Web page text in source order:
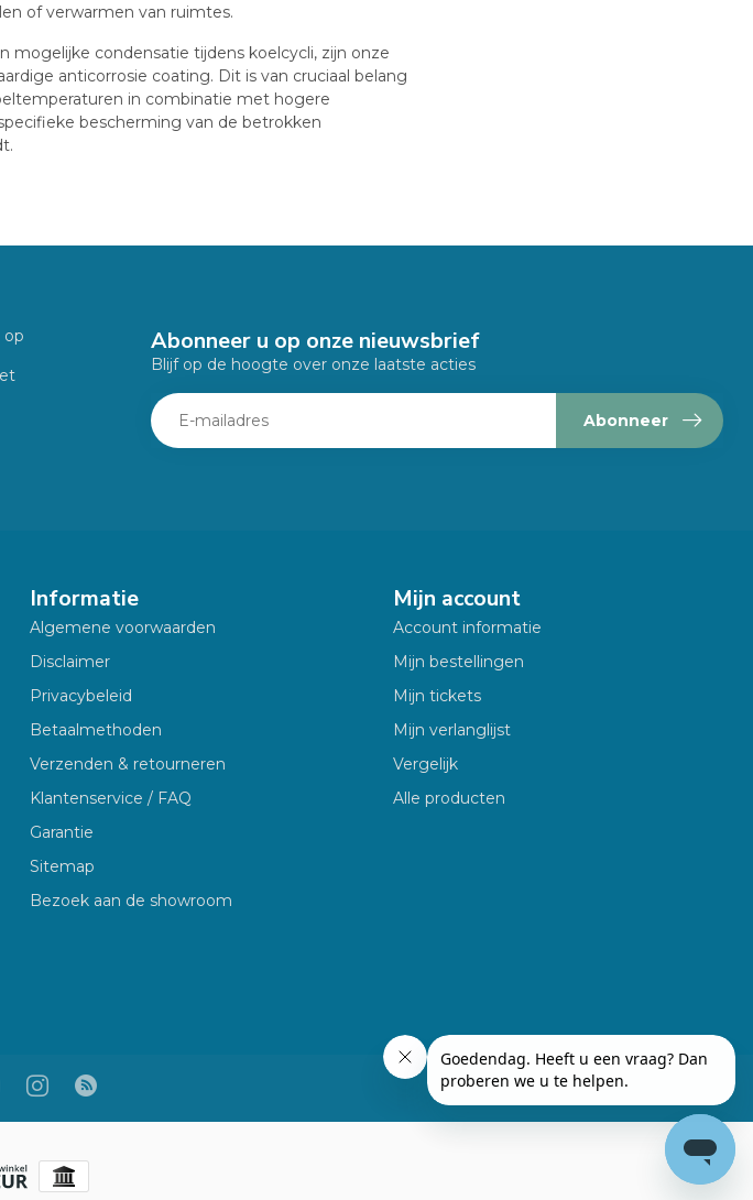
of verwarmen van ruimtes.
mogelijke condensatie tijdens koelcycli, zijn onze
anticorrosie coating. Dit is van cruciaal belang
in combinatie met hogere
bescherming van de betrokken
op
Abonneer u op onze nieuwsbrief
Blijf op de hoogte over onze laatste acties
Abonneer
Informatie
Algemene voorwaarden
Disclaimer
Privacybeleid
Betaalmethoden
Verzenden & retourneren
Klantenservice / FAQ
Garantie
Sitemap
Bezoek aan de showroom
Mijn account
Account informatie
Mijn bestellingen
Mijn tickets
Mijn verlanglijst
Vergelijk
Alle producten